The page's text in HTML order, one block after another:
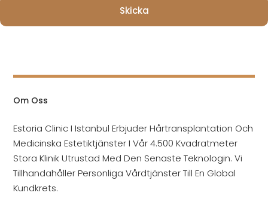
Om Oss
Estoria Clinic I Istanbul Erbjuder Hårtransplantation Och
Medicinska Estetiktjänster I Vår 4.500 Kvadratmeter
Stora Klinik Utrustad Med Den Senaste Teknologin. Vi
Tillhandahåller Personliga Vårdtjänster Till En Global
Kundkrets.